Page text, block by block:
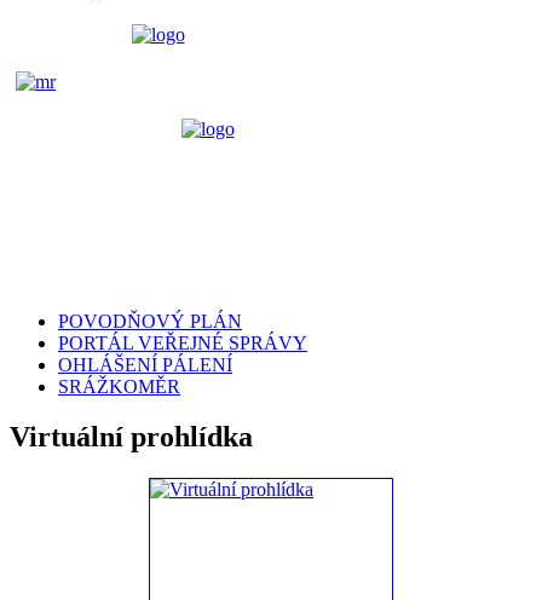
POVODŇOVÝ PLÁN
PORTÁL VEŘEJNÉ SPRÁVY
OHLÁŠENÍ PÁLENÍ
SRÁŽKOMĚR
Virtuální prohlídka